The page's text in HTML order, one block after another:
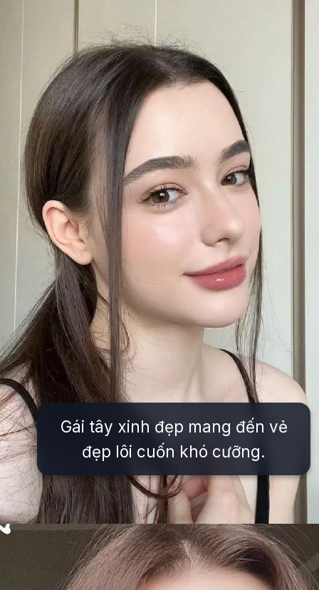
Gái tây xinh đẹp mang đến vẻ
đẹp lôi cuốn khó cưỡng.
Đang mở https://issiloo.edu.vn/gai-tay-xinh